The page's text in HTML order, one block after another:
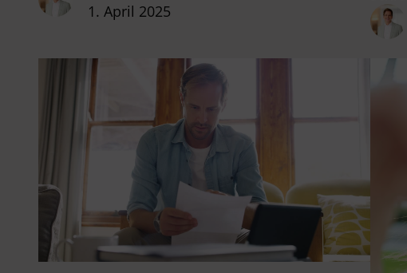
dahinterstecken kann und wie man sich
1. April 2025